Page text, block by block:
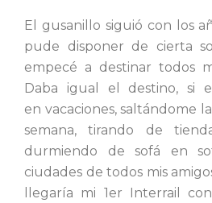
El gusanillo siguió con los
pude disponer de cierta
empecé a destinar todos
Daba igual el destino, si
en vacaciones, saltándome
semana, tirando de
durmiendo de sofá en
ciudades de todos mis
llegaría mi 1er Interrail